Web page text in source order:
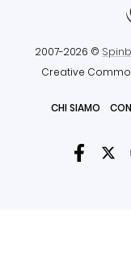
2007-2026 ©
Creative
CHI SIAMO